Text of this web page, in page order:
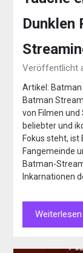
Dunklen
Veröffentlicht
Artikel:
Batman
von Filmen und
beliebter und
Fokus steht, ist
Fangemeinde
Batman-
Inkarnationen
Weiterlesen